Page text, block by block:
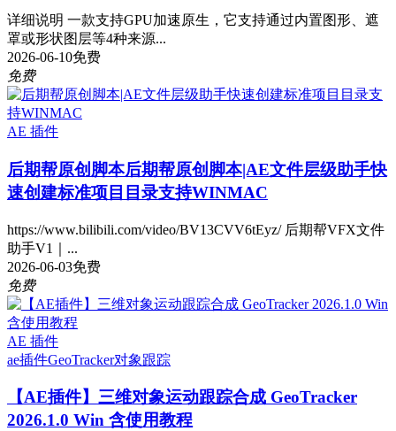
详细说明 一款支持GPU加速原生，它支持通过内置图形、遮
罩或形状图层等4种来源...
2026-06-10免费
免费
AE 插件
后期帮原创脚本后期帮原创脚本|AE文件层级助手快
速创建标准项目目录支持WINMAC
https://www.bilibili.com/video/BV13CVV6tEyz/ 后期帮VFX文件
助手V1｜...
2026-06-03免费
免费
AE 插件
ae插件GeoTracker对象跟踪
【AE插件】三维对象运动跟踪合成 GeoTracker
2026.1.0 Win 含使用教程